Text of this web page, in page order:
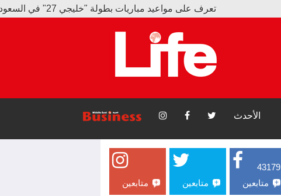
تعرف على مواعيد مباريات بطولة "خليجي 27" في السعودية
الأحدث
43179
متابعين
متابعين متابعين